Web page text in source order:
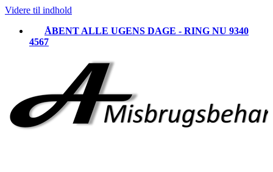
Videre til indhold
ÅBENT ALLE UGENS DAGE - RING NU 9340
4567